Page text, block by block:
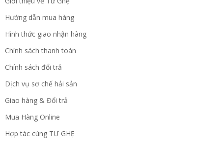
Hướng dẫn mua hàng
Hình thức giao nhận hàng
Chính sách thanh toán
Chính sách đổi trả
Dịch vụ sơ chế hải sản
Giao hàng & Đổi trả
Mua Hàng Online
Hợp tác cùng TƯ GHẸ